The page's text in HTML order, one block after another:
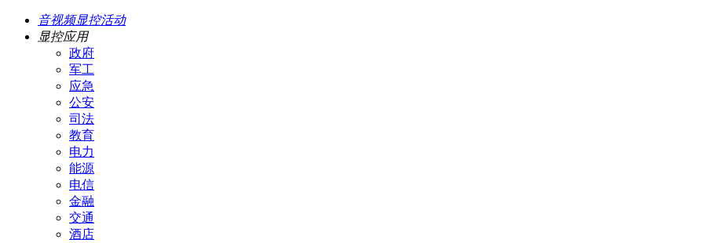
音视频显控活动
显控应用
政府
军工
应急
公安
司法
教育
电力
能源
电信
金融
交通
酒店